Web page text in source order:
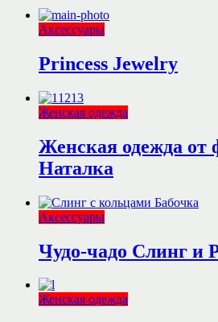
Аксессуары
Princess Jewelry
Женская одежда
Женская одежда
Наталка
Аксессуары
Чудо-чадо Слинг и
Женская одежда